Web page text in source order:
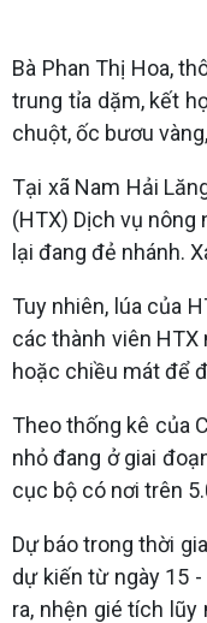
Bà Phan Thị Hoa,
trung tỉa dặm, kết
chuột, ốc bươu
Tại xã Nam Hải
(HTX) Dịch vụ nông
lại đang đẻ nhánh.
Tuy nhiên, lúa của
các thành viên
hoặc chiều mát để
Theo thống kê của
nhỏ đang ở giai
cục bộ có nơi trên
Dự báo trong thời
dự kiến từ ngày 15
ra, nhện gié tích